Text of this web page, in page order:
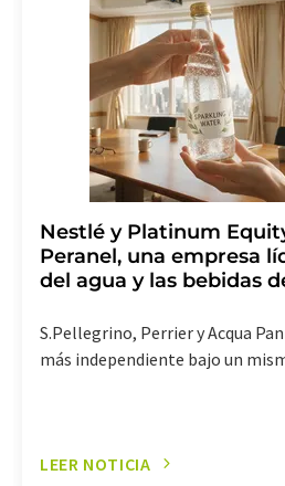
(Alemania) o por correo electrónico
revoke@lumitos.com. Además, en
electrónico se incluye un enlace
suscripción al boletín informativo
Nestlé y Platinum
Peranel, una empresa
del agua y las bebidas
S.Pellegrino, Perrier y Acqua
más independiente bajo un
LEER NOTICIA